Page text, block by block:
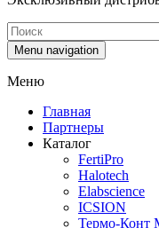
Menu navigation
Меню
Главная
Партнеры
Каталог
FertiPro
Halotech
Elabscience
ICSION
Термо-Конт